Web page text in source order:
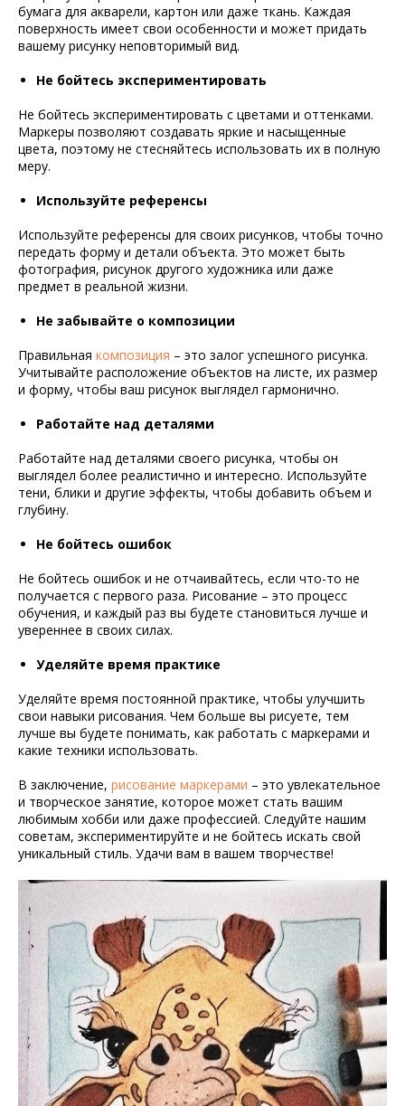
бумага для акварели, картон или даже ткань. Каждая
поверхность имеет свои особенности и может придать
вашему рисунку неповторимый вид.
Не бойтесь экспериментировать
Не бойтесь экспериментировать с цветами и оттенками.
Маркеры позволяют создавать яркие и насыщенные
цвета, поэтому не стесняйтесь использовать их в полную
меру.
Используйте референсы
Используйте референсы для своих рисунков, чтобы точно
передать форму и детали объекта. Это может быть
фотография, рисунок другого художника или даже
предмет в реальной жизни.
Не забывайте о композиции
Правильная композиция – это залог успешного рисунка.
Учитывайте расположение объектов на листе, их размер
и форму, чтобы ваш рисунок выглядел гармонично.
Работайте над деталями
Работайте над деталями своего рисунка, чтобы он
выглядел более реалистично и интересно. Используйте
тени, блики и другие эффекты, чтобы добавить объем и
глубину.
Не бойтесь ошибок
Не бойтесь ошибок и не отчаивайтесь, если что-то не
получается с первого раза. Рисование – это процесс
обучения, и каждый раз вы будете становиться лучше и
увереннее в своих силах.
Уделяйте время практике
Уделяйте время постоянной практике, чтобы улучшить
свои навыки рисования. Чем больше вы рисуете, тем
лучше вы будете понимать, как работать с маркерами и
какие техники использовать.
В заключение, рисование маркерами – это увлекательное
и творческое занятие, которое может стать вашим
любимым хобби или даже профессией. Следуйте нашим
советам, экспериментируйте и не бойтесь искать свой
уникальный стиль. Удачи вам в вашем творчестве!
Подпишитесь на нашу группу ВК